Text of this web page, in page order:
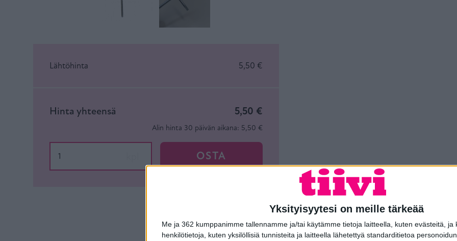
Yksityisyytesi on meille tärkeää
Me ja 362 kumppanimme tallennamme ja/tai käytämme tietoja laitteella, kuten evästeitä, ja
henkilötietoja, kuten yksilöllisiä tunnisteita ja laitteella lähetettyä standarditietoa
Lähtöhinta 5,50 €
Hinta yhteensä 5,50 €
Alin hinta 30 päivän aikana: 5,50 €
OSTA